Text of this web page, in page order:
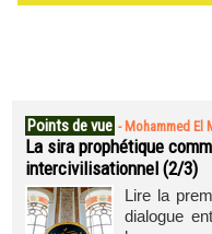
Points de vue - Mohammed El
La sira prophétique
intercivilisationnel (2/3)
Lire la
dialogue